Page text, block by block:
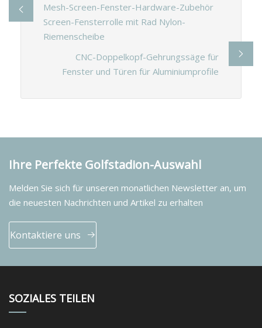
Mesh-Screen-Fenster-Hardware-Zubehör
Screen-Fensterrolle mit Rad Nylon-
Riemenscheibe
CNC-Doppelkopf-Gehrungssäge für
Fenster und Türen für Aluminiumprofile
Ihre Perfekte Golfstadion-Auswahl
Melden Sie sich für unseren monatlichen Newsletter an, um
die neuesten Nachrichten und Artikel zu erhalten
Kontaktiere uns
SOZIALES TEILEN